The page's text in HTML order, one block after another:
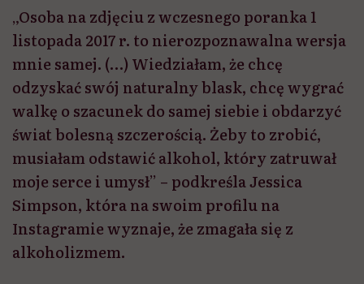
„Osoba na zdjęciu z wczesnego poranka 1
listopada 2017 r. to nierozpoznawalna wersja
mnie samej. (…) Wiedziałam, że chcę
odzyskać swój naturalny blask, chcę wygrać
walkę o szacunek do samej siebie i obdarzyć
świat bolesną szczerością. Żeby to zrobić,
musiałam odstawić alkohol, który zatruwał
moje serce i umysł” – podkreśla Jessica
Simpson, która na swoim profilu na
Instagramie wyznaje, że zmagała się z
alkoholizmem.